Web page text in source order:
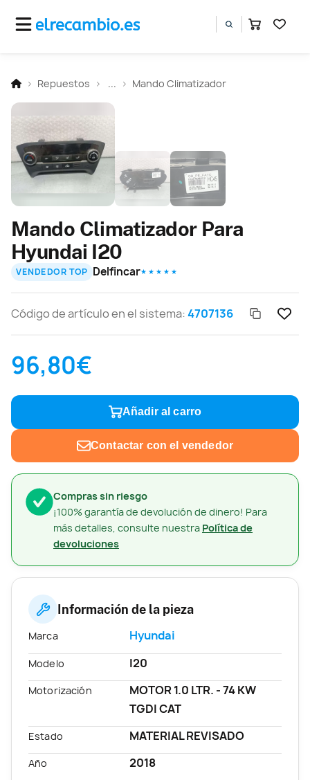
Repuestos Mando Climatizador
Compras sin riesgo
¡100% garantía de devolución de dinero! Para
más detalles, consulte nuestra Política de
devoluciones
Mando Climatizador Para
Hyundai I20
VENDEDOR TOP Delfincar★ ★ ★ ★ ★
Código de artículo en el sistema:4707136
96,80€
Añadir al carro
Contactar con el vendedor
Información de la pieza
Marca Hyundai
Modelo I20
Motorización
MOTOR 1.0 LTR. - 74 KW
TGDI CAT
Estado MATERIAL REVISADO
Año 2018